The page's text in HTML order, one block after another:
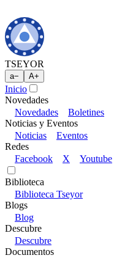
TSEYOR
a− A+
Inicio
Novedades
Novedades
Boletines
Noticias y Eventos
Noticias
Eventos
Redes
Facebook
X Youtube
Biblioteca
Biblioteca Tseyor
Blogs
Blog
Descubre
Descubre
Documentos